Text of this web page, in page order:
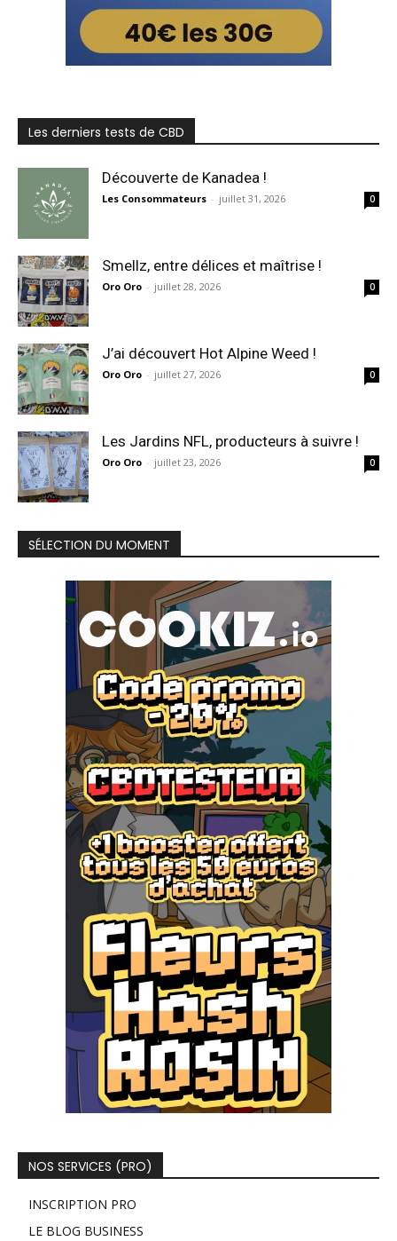
Les derniers tests de CBD
Découverte de Kanadea !
Les Consommateurs - juillet 31, 2026 0
Smellz, entre délices et maîtrise !
Oro Oro - juillet 28, 2026 0
J’ai découvert Hot Alpine Weed !
Oro Oro - juillet 27, 2026 0
Les Jardins NFL, producteurs à suivre !
Oro Oro - juillet 23, 2026 0
SÉLECTION DU MOMENT
NOS SERVICES (PRO)
INSCRIPTION PRO
LE BLOG BUSINESS